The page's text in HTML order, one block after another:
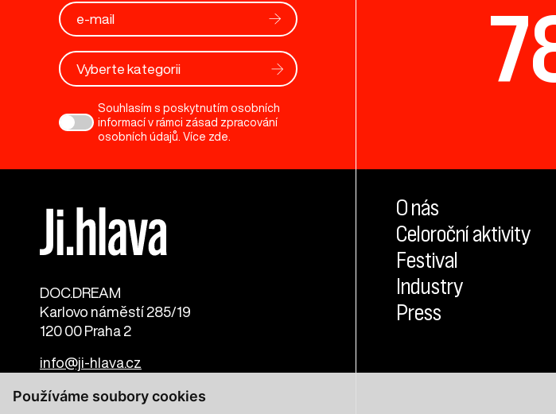
Používáme soubory cookies
Vyberte kategorii
Souhlasím s poskytnutím osobních
informací v rámci zásad zpracování
osobních údajů. Více zde
DOC.DREAM​
Karlovo náměstí 285/19
120 00 Praha 2
info@ji-hlava.cz
O nás
Celoroční aktivity
Festival
Industry
Press